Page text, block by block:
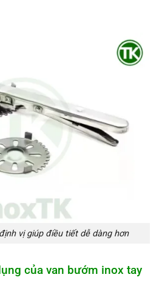
vị giúp điều tiết dễ dàng hơn
của van bướm inox tay